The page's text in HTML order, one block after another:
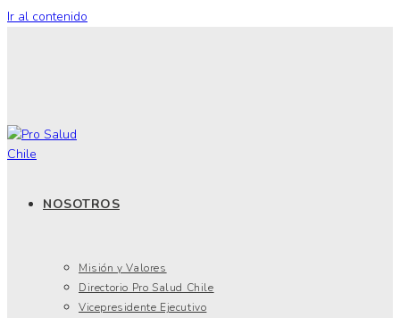
Ir al contenido
NOSOTROS
Misión y Valores
Directorio Pro Salud Chile
Vicepresidente Ejecutivo